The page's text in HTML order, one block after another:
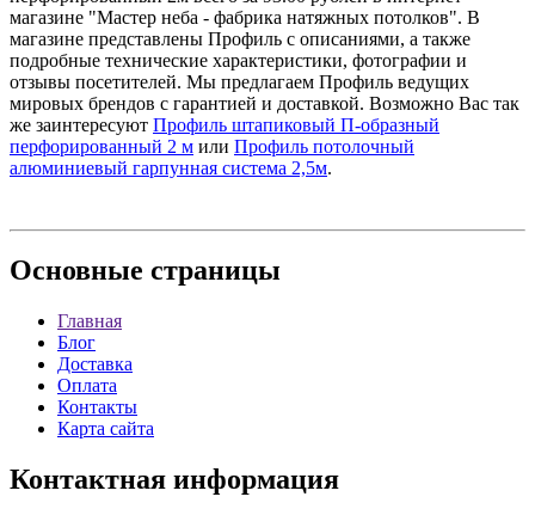
магазине "Мастер неба - фабрика натяжных потолков". В
магазине представлены Профиль с описаниями, а также
подробные технические характеристики, фотографии и
отзывы посетителей. Мы предлагаем Профиль ведущих
мировых брендов с гарантией и доставкой. Возможно Вас так
же заинтересуют Профиль штапиковый П-образный
перфорированный 2 м или Профиль потолочный
алюминиевый гарпунная система 2,5м.
Основные страницы
Главная
Блог
Доставка
Оплата
Контакты
Карта сайта
Контактная информация